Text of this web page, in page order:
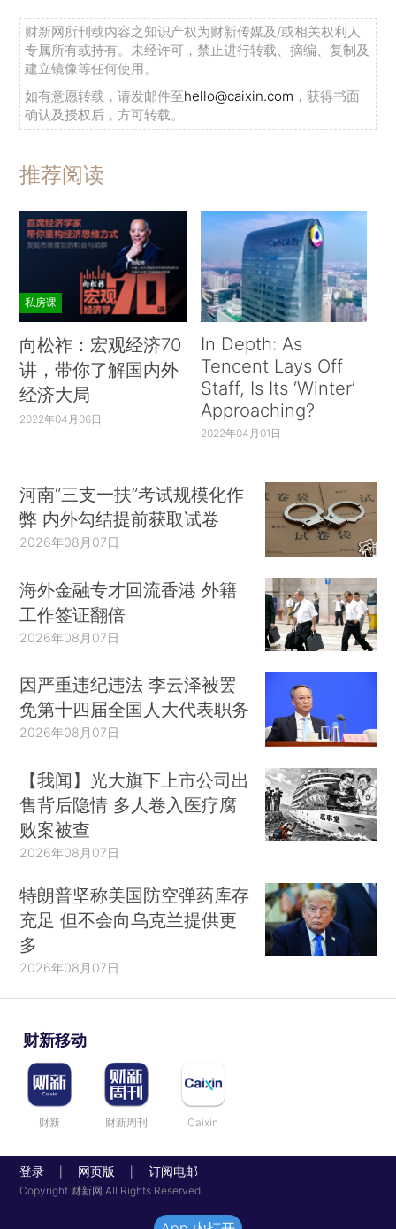
财新网所刊载内容之知识产权为财新传媒及/或相关权利人
专属所有或持有。未经许可，禁止进行转载、摘编、复制及
建立镜像等任何使用。
如有意愿转载，请发邮件至hello@caixin.com ，获得书面
确认及授权后，方可转载。
推荐阅读
私房课
向松祚：宏观经济70
讲，带你了解国内外
经济大局
2022年04月06日
In Depth: As
Tencent Lays Off
Staff, Is Its ‘Winter’
Approaching?
2022年04月01日
河南“三支一扶”考试规模化作
弊 内外勾结提前获取试卷
2026年08月07日
海外金融专才回流香港 外籍
工作签证翻倍
2026年08月07日
因严重违纪违法 李云泽被罢
免第十四届全国人大代表职务
2026年08月07日
【我闻】光大旗下上市公司出
售背后隐情 多人卷入医疗腐
败案被查
2026年08月07日
特朗普坚称美国防空弹药库存
充足 但不会向乌克兰提供更
多
2026年08月07日
财新移动
财新 财新周刊 Caixin
登录 网页版 订阅电邮
Copyright 财新网 All Rights Reserved